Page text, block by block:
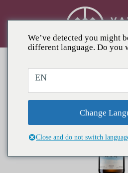
We’ve detected you might
different language. Do you
EN
Change
Close and do not switch